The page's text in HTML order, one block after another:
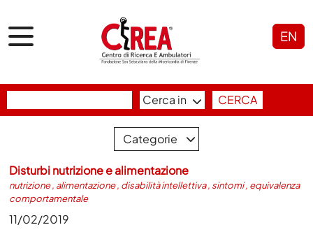
EN
Cerca in CERCA
Categorie
Disturbi nutrizione e alimentazione
nutrizione, alimentazione, disabilità intellettiva, sintomi, equivalenza
comportamentale
11/02/2019